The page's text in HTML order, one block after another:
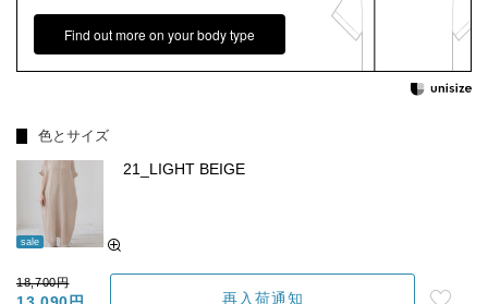
Find out more on your body type
色とサイズ
sale
21_LIGHT BEIGE
18,700円
再入荷通知